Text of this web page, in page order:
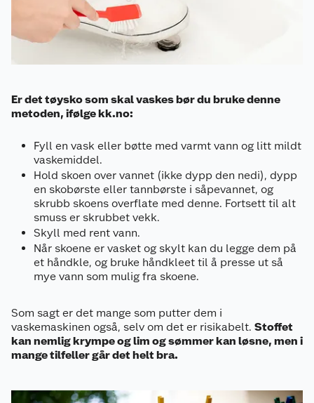
Er det tøysko som skal vaskes bør du bruke denne
metoden, ifølge kk.no:
Fyll en vask eller bøtte med varmt vann og litt mildt
vaskemiddel.
Hold skoen over vannet (ikke dypp den nedi), dypp
en skobørste eller tannbørste i såpevannet, og
skrubb skoens overflate med denne. Fortsett til alt
smuss er skrubbet vekk.
Skyll med rent vann.
Når skoene er vasket og skylt kan du legge dem på
et håndkle, og bruke håndkleet til å presse ut så
mye vann som mulig fra skoene.
Som sagt er det mange som putter dem i
vaskemaskinen også, selv om det er risikabelt. Stoffet
kan nemlig krympe og lim og sømmer kan løsne, men i
mange tilfeller går det helt bra.